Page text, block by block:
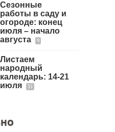
Сезонные
работы в саду и
огороде: конец
июля – начало
августа
9
Листаем
народный
календарь: 14-21
июля
31